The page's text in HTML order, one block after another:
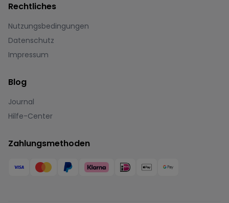
Rechtliches
Nutzungsbedingungen
Datenschutz
Impressum
Blog
Journal
Hilfe-Center
Zahlungsmethoden